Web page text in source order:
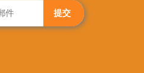
提交